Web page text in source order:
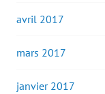
avril 2017
mars 2017
janvier 2017